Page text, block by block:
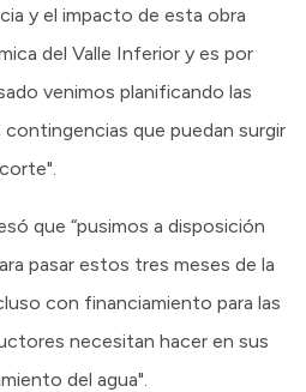
y el impacto de esta obra
del Valle Inferior y es por
venimos planificando las
que puedan surgir
que “pusimos a disposición
pasar estos tres meses de la
con financiamiento para las
necesitan hacer en sus
del agua".